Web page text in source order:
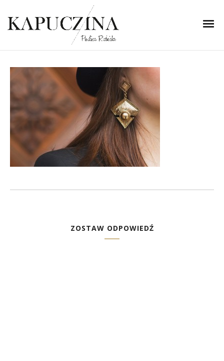
15 grudnia 2013
IMG_9458
Written by
ZOSTAW ODPOWIEDŹ